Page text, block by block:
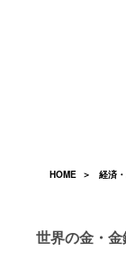
HOME ＞ 経済
世界の金・